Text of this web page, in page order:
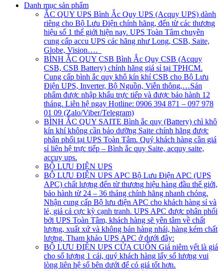
Danh mục sản phẩm
ẮC QUY UPS Bình Ắc Quy UPS (Acquy UPS) dành
riêng cho Bộ Lưu Điện chính hãng, đến từ các thương
hiệu số 1 thế giới hiện nay. UPS Toàn Tâm chuyên
cung cấp accu UPS các hãng như Long, CSB, Saite,
Globe, Vision….
BÌNH ẮC QUY CSB Bình Ắc Quy CSB (Acquy
CSB, CSB Battery) chính hãng giá sỉ tại TPHCM.
Cung cấp bình ắc quy khô kín khí CSB cho Bộ Lưu
Điện UPS, Inverter, Bộ Nguồn, Viễn thông,…Sản
phẩm được nhập khẩu trực tiếp và được bảo hành 12
tháng. Liên hệ ngay Hotline: 0906 394 871 – 097 978
01 09 (Zalo/Viber/Telegram)
BÌNH ẮC QUY SAITE Bình ắc quy (Battery) chì khô
kín khí không cần bảo dưỡng Saite chính hãng được
phân phối tại UPS Toàn Tâm. Quý khách hàng cần giá
sỉ liên hệ trực tiếp – Bình ắc quy Saite, acquy saite,
accuy ups.
BỘ LƯU ĐIỆN UPS
BỘ LƯU ĐIỆN UPS APC Bộ Lưu Điện APC (UPS
APC) chất lượng đến từ thương hiệu hàng đầu thế giới,
bảo hành từ 24 – 36 tháng chính hãng nhanh chóng.
Nhận cung cấp Bộ lưu điện APC cho khách hàng sỉ và
lẻ, giá cả cực kỳ cạnh tranh. UPS APC được phân phối
bởi UPS Toàn Tâm, khách hàng sẽ yên tâm về chất
lượng, xuất xứ và không bán hàng nhái, hàng kém chất
lượng. Tham khảo UPS APC ở dưới đây:
BỘ LƯU ĐIỆN UPS CỬA CUỐN Giá niêm yết là giá
cho số lượng 1 cái, quý khách hàng lấy số lượng vui
lòng liên hệ số bên dưới để có giá tốt hơn.